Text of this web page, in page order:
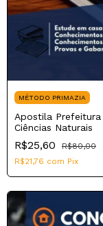
MÉTODO PRIMAZIA
Apostila
Ciências Naturais
R$25,60
R$80,00
R$21,76 com Pix